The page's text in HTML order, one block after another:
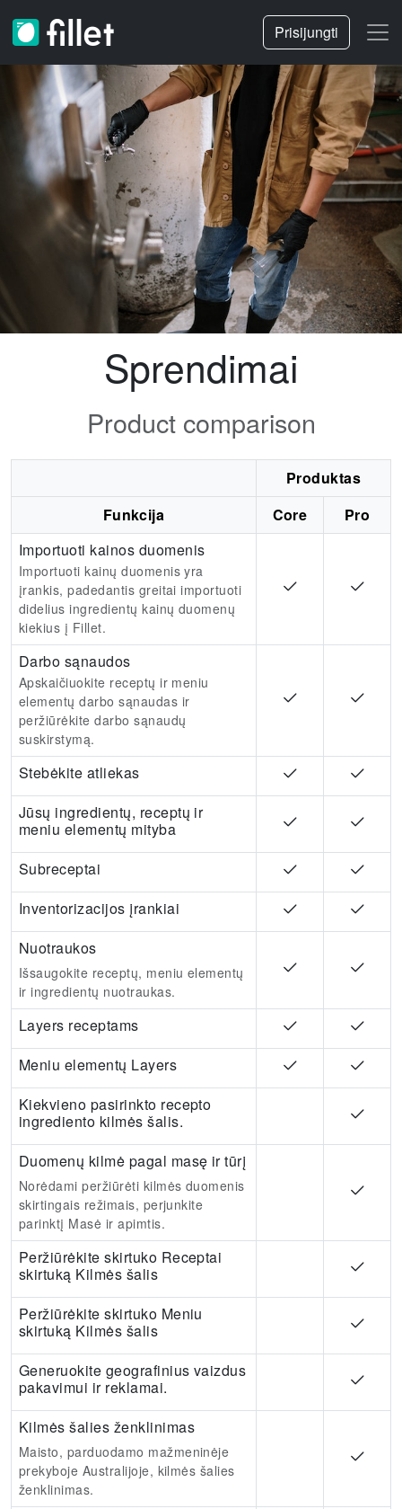
Prisijungti
Sprendimai
Product comparison
Produktas
Funkcija
Core
Pro
Importuoti kainos duomenis
Importuoti kainų duomenis yra
įrankis, padedantis greitai importuoti
didelius ingredientų kainų duomenų
kiekius į Fillet.
Darbo sąnaudos
Apskaičiuokite receptų ir meniu
elementų darbo sąnaudas ir
peržiūrėkite darbo sąnaudų
suskirstymą.
Stebėkite atliekas
Jūsų ingredientų, receptų ir
meniu elementų mityba
Subreceptai
Inventorizacijos įrankiai
Nuotraukos
Išsaugokite receptų, meniu elementų
ir ingredientų nuotraukas.
Layers receptams
Meniu elementų Layers
Kiekvieno pasirinkto recepto
ingrediento kilmės šalis.
Duomenų kilmė pagal masę ir tūrį
Norėdami peržiūrėti kilmės duomenis
skirtingais režimais, perjunkite
parinktį Masė ir apimtis.
Peržiūrėkite skirtuko Receptai
skirtuką Kilmės šalis
Peržiūrėkite skirtuko Meniu
skirtuką Kilmės šalis
Generuokite geografinius vaizdus
pakavimui ir reklamai.
Kilmės šalies ženklinimas
Maisto, parduodamo mažmeninėje
prekyboje Australijoje, kilmės šalies
ženklinimas.